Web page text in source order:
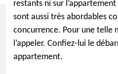
restants ni sur
sont aussi très abordables
concurrence. Pour une telle
l’appeler. Confiez-lui le
appartement.